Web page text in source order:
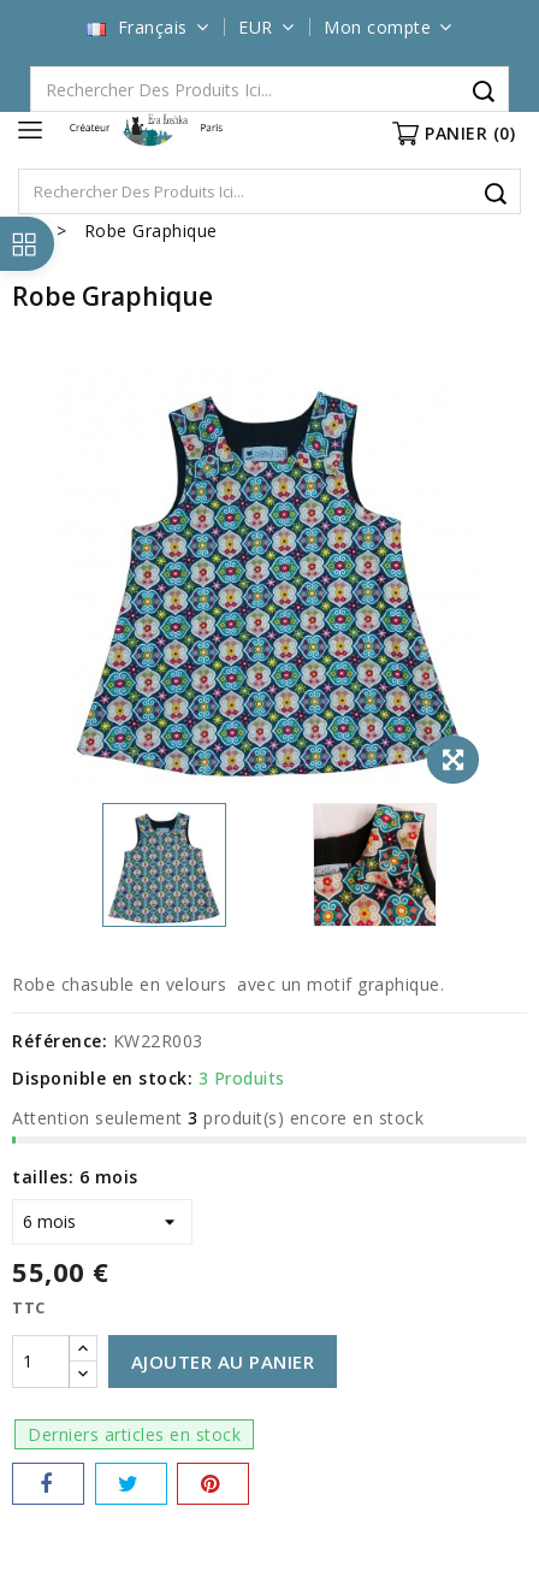
Français EUR Mon compte
PANIER (0)
Robe Graphique
Robe Graphique
Robe chasuble en velours avec un motif graphique.
Référence: KW22R003
Disponible en stock: 3 Produits
Attention seulement 3 produit(s) encore en stock
tailles: 6 mois
55,00 €
TTC
AJOUTER AU PANIER
Derniers articles en stock